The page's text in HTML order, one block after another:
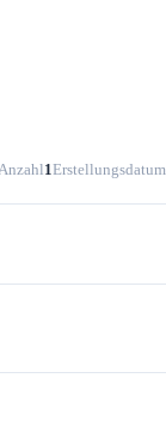
1Erstellungsdatum